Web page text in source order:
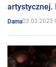
artystycznej.
Dama03.03.2025